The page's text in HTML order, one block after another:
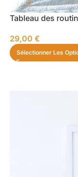
Tableau des
29,00 €
Sélectionner Les